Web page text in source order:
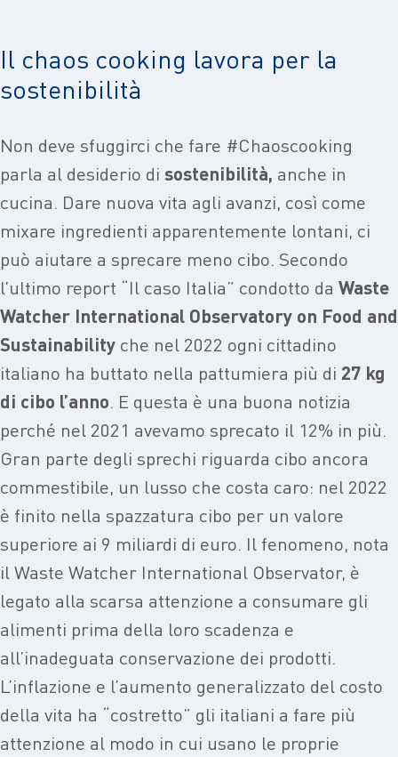
Il chaos cooking lavora per la
sostenibilità
Non deve sfuggirci che fare #Chaoscooking
parla al desiderio di sostenibilità, anche in
cucina. Dare nuova vita agli avanzi, così come
mixare ingredienti apparentemente lontani, ci
può aiutare a sprecare meno cibo. Secondo
l’ultimo report “Il caso Italia” condotto da Waste
Watcher International Observatory on Food and
Sustainability che nel 2022 ogni cittadino
italiano ha buttato nella pattumiera più di 27 kg
di cibo l’anno. E questa è una buona notizia
perché nel 2021 avevamo sprecato il 12% in più.
Gran parte degli sprechi riguarda cibo ancora
commestibile, un lusso che costa caro: nel 2022
è finito nella spazzatura cibo per un valore
superiore ai 9 miliardi di euro. Il fenomeno, nota
il Waste Watcher International Observator, è
legato alla scarsa attenzione a consumare gli
alimenti prima della loro scadenza e
all’inadeguata conservazione dei prodotti.
L’inflazione e l’aumento generalizzato del costo
della vita ha “costretto” gli italiani a fare più
attenzione al modo in cui usano le proprie